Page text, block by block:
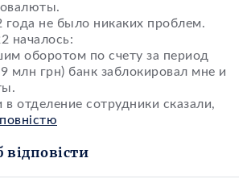
года не было никаких проблем.
началось:
оборотом по счету за период
млн грн) банк заблокировал мне и
отделение сотрудники сказали,
відповісти